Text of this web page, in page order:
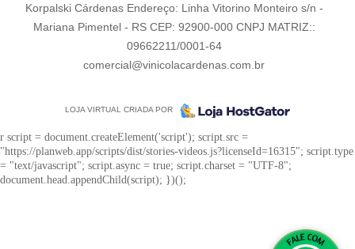
Korpalski Cárdenas Endereço: Linha Vitorino Monteiro s/n -
Mariana Pimentel - RS CEP: 92900-000 CNPJ MATRIZ::
09662211/0001-64
comercial@vinicolacardenas.com.br
LOJA VIRTUAL CRIADA POR
r script = document.createElement('script'); script.src =
"https://planweb.app/scripts/dist/stories-videos.js?licenseId=16315"; script.type
= "text/javascript"; script.async = true; script.charset = "UTF-8";
document.head.appendChild(script); })();